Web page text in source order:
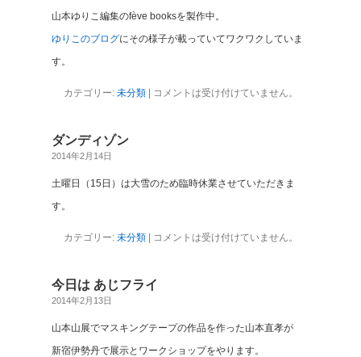
山本ゆりこ編集のfève booksを製作中。
ゆりこのブログにその様子が載っていてワクワクしていま
す。
カテゴリー: 未分類| コメントは受け付けていません。
ダンディゾン
2014年2月14日
土曜日（15日）は大雪のため臨時休業させていただきま
す。
カテゴリー: 未分類| コメントは受け付けていません。
今日は あじフライ
2014年2月13日
山本山展でマスキングテープの作品を作った山本直孝が
新宿伊勢丹で展示とワークショップをやります。